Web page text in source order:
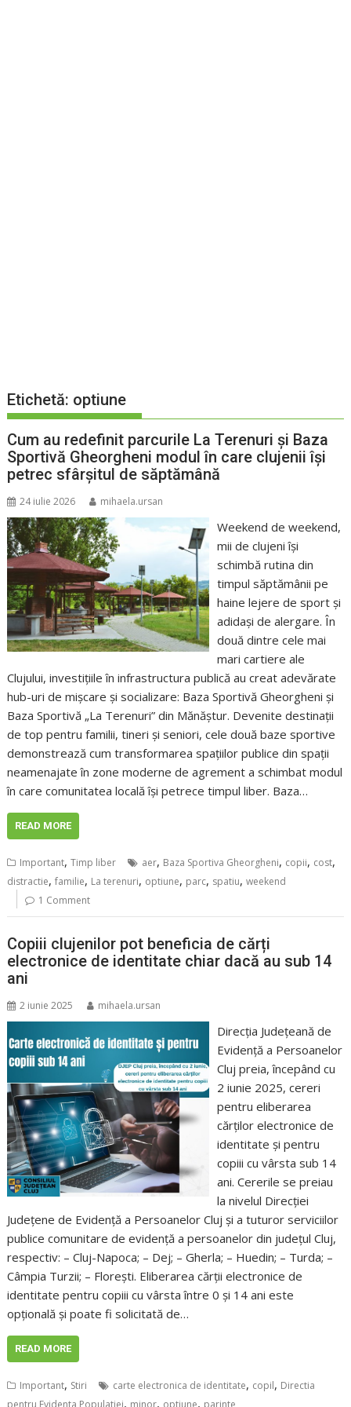
Etichetă: optiune
Cum au redefinit parcurile La Terenuri și Baza
Sportivă Gheorgheni modul în care clujenii își
petrec sfârșitul de săptămână
24 iulie 2026 mihaela.ursan
Weekend de weekend,
mii de clujeni își
schimbă rutina din
timpul săptămânii pe
haine lejere de sport și
adidași de alergare. În
două dintre cele mai
mari cartiere ale
Clujului, investițiile în infrastructura publică au creat adevărate
hub-uri de mișcare și socializare: Baza Sportivă Gheorgheni și
Baza Sportivă „La Terenuri” din Mănăștur. Devenite destinații
de top pentru familii, tineri și seniori, cele două baze sportive
demonstrează cum transformarea spațiilor publice din spații
neamenajate în zone moderne de agrement a schimbat modul
în care comunitatea locală își petrece timpul liber. Baza…
READ MORE
Important,Timp liber aer, Baza Sportiva Gheorgheni, copii, cost,
distractie,familie, La terenuri, optiune, parc, spatiu,weekend
1 Comment
Copiii clujenilor pot beneficia de cărți
electronice de identitate chiar dacă au sub 14
ani
2 iunie 2025 mihaela.ursan
Direcția Județeană de
Evidență a Persoanelor
Cluj preia, începând cu
2 iunie 2025, cereri
pentru eliberarea
cărților electronice de
identitate și pentru
copiii cu vârsta sub 14
ani. Cererile se preiau
la nivelul Direcției
Județene de Evidență a Persoanelor Cluj și a tuturor serviciilor
publice comunitare de evidență a persoanelor din județul Cluj,
respectiv: – Cluj-Napoca; – Dej; – Gherla; – Huedin; – Turda; –
Câmpia Turzii; – Florești. Eliberarea cărții electronice de
identitate pentru copiii cu vârsta între 0 și 14 ani este
opțională și poate fi solicitată de…
READ MORE
Important, Stiri carte electronica de identitate, copil, Directia
pentru Evidenta Populatiei, minor, optiune, parinte